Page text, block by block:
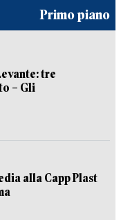
Primo piano
tre
– Gli
alla Capp Plast